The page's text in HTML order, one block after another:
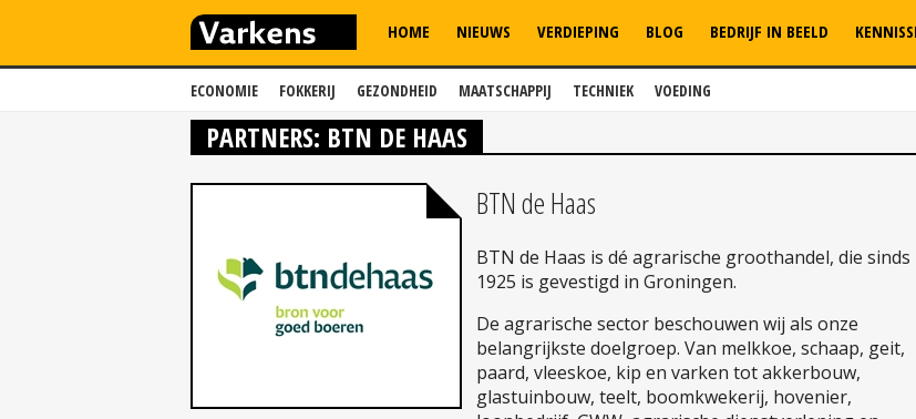
ECONOMIE FOKKERIJ GEZONDHEID MAATSCHAPPIJ TECHNIEK VOEDING
HOME NIEUWS VERDIEPING BLOG BEDRIJF IN BEELD
PARTNERS: BTN DE HAAS
BTN de Haas
BTN de Haas is dé agrarische groothandel, die sinds
1925 is gevestigd in Groningen.
De agrarische sector beschouwen wij als onze
belangrijkste doelgroep. Van melkkoe, schaap, geit,
paard, vleeskoe, kip en varken tot akkerbouw,
glastuinbouw, teelt, boomkwekerij, hovenier,